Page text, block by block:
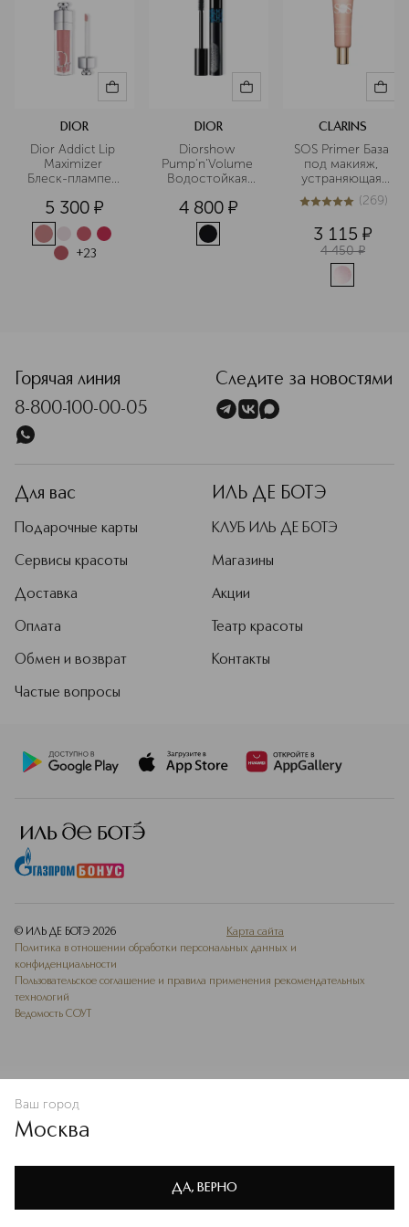
Политике конфиденциальности
DIOR
Dior Addict Lip
Maximizer
Блеск-плампер
5 300 ¤
+23
DIOR
Diorshow
Pump'n'Volume
Водостойкая
ресниц
4 800 ¤
CLARINS
SOS Primer База
под макияж,
устраняющая
следы
усталости
4.9из5269 (269)
3 115 ¤
4 450 ¤
В КОРЗИНУ
Горячая линия
8-800-100-00-05
Следите за новостями
Для вас
Подарочные карты
Сервисы красоты
Доставка
Оплата
Обмен и возврат
Частые вопросы
ИЛЬ ДЕ БОТЭ
КЛУБ ИЛЬ ДЕ БОТЭ
Магазины
Акции
Театр красоты
Контакты
© ИЛЬ ДЕ БОТЭ 2026
Карта сайта
Политика в отношении обработки персональных данных и
конфиденциальности
Пользовательское соглашение и правила применения рекомендательных
технологий
Ведомость СОУТ
Ваш город
Москва
ДА, ВЕРНО